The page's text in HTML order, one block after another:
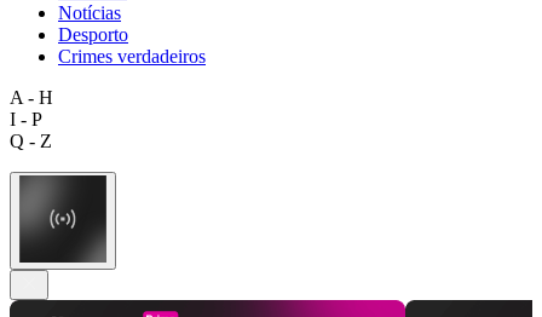
Notícias
Desporto
Crimes verdadeiros
A - H
I - P
Q - Z